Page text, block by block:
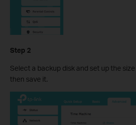
Step 2
Select a backup disk and set up the
then save it.